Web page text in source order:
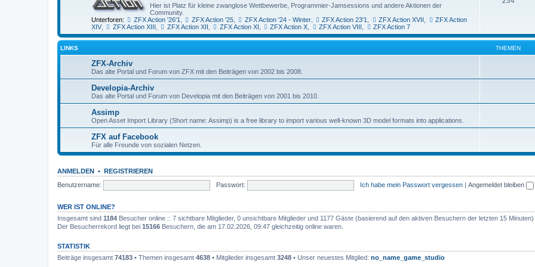
Hier ist Platz für kleine zwanglose Wettbewerbe, Programmier-Jamsessions und andere Aktionen der
Community.
Unterforen:
ZFX Action '26'1, ZFX Action '25, ZFX Action '24 - Winter, ZFX Action 23'1, ZFX Action XVII ,
ZFX Action
XIV, ZFX Action XIII , ZFX Action XII , ZFX Action XI , ZFX Action X, ZFX Action VIII , ZFX Action 7
LINKS THEMEN
ZFX-Archiv
Das alte Portal und Forum von ZFX mit den Beiträgen von 2002 bis 2008.
Developia-Archiv
Das alte Portal und Forum von Developia mit den Beiträgen von 2001 bis 2010.
Assimp
Open Asset Import Library (Short name: Assimp) is a free library to import various well-known 3D model formats into applications.
ZFX auf Facebook
Für alle Freunde von sozialen Netzen.
ANMELDEN •
REGISTRIEREN
Benutzername:
Passwort: Ich habe mein Passwort vergessen Angemeldet bleiben
WER IST ONLINE?
Insgesamt sind 1184 Besucher online :: 7 sichtbare Mitglieder, 0 unsichtbare Mitglieder und 1177 Gäste (basierend auf den aktiven Besuchern der letzten 15 Minuten)
Der Besucherrekord liegt bei 15166 Besuchern, die am 17.02.2026, 09:47 gleichzeitig online waren.
STATISTIK
Beiträge insgesamt 74183 • Themen insgesamt 4638 • Mitglieder insgesamt 3248 • Unser neuestes Mitglied: no_name_game_studio